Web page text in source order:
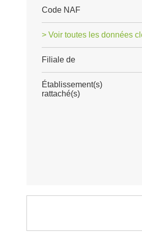
Code NAF
> Voir toutes les données
Filiale de
Établissement(s)
rattaché(s)